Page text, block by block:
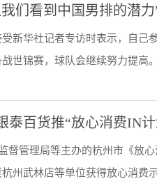
们看到中国男排的潜力
新华社记者专访时表示，自
世锦赛，球队会继续努力提高
泰百货推“放心消费IN
督管理局等主办的杭州市《放
州武林店等单位获得放心消费